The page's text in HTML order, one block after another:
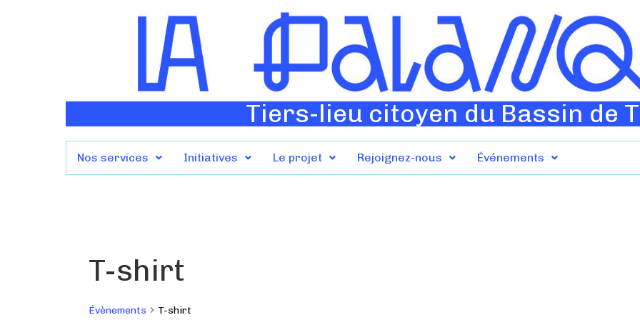
Tiers-lieu citoyen du Bassin de
Nos services Initiatives Le projet Rejoignez-nous Événements
T-shirt
Évènements T-shirt